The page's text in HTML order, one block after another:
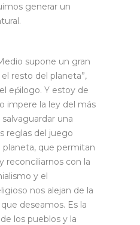
generar un
supone un gran
resto del planeta”,
eṕilogo. Y estoy de
impere la ley del más
una
reglas del juego
que permitan
reconciliarnos con la
y el
nos alejan de la
deseamos. Es la
los pueblos y la